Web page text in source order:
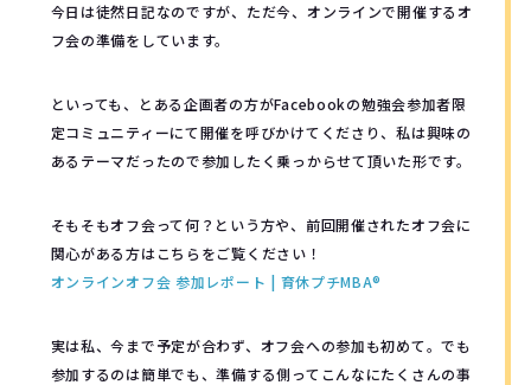
今日は徒然日記なのですが、ただ今、オンラインで開催するオ
フ会の準備をしています。
といっても、とある企画者の方がFacebookの勉強会参加者限
定コミュニティーにて開催を呼びかけてくださり、私は興味の
あるテーマだったので参加したく乗っからせて頂いた形です。
そもそもオフ会って何？という方や、前回開催されたオフ会に
関心がある方はこちらをご覧ください！
オンラインオフ会 参加レポート | 育休プチMBA®︎
実は私、今まで予定が合わず、オフ会への参加も初めて。でも
参加するのは簡単でも、準備する側ってこんなにたくさんの事